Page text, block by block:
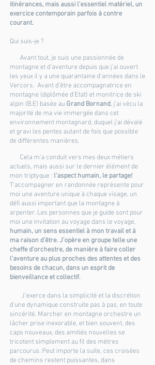
itinérances, mais aussi l'essentiel matériel, un
exercice contemporain parfois à contre
courant.
Qui suis-je ?
Avant tout, je suis une passionnée de
montagne et d'aventure depuis que j'ai ouvert
les yeux il y a une quarantaine d'années dans le
Vercors. Avant d’être accompagnatrice en
montagne (diplômée d’Etat) et monitrice de ski
alpin (B.E) basée au Grand Bornand, j'ai vécu la
majorité de ma vie immergée dans cet
environnement montagnard, duquel j’ai dévalé
et gravi les pentes autant de fois que possible
de différentes manières.
Cela m’a conduit vers mes deux métiers
actuels, mais aussi sur le dernier élément de
mon triptyque : l'aspect humain, le partage!
T’accompagner en randonnée représente pour
moi une aventure unique à chaque visage, un
défi aussi important que la montagne à
arpenter. Les personnes que je guide sont pour
moi une invitation au voyage dans le voyage,
humain, un sens essentiel à mon travail et à
ma raison d’être. J'opère en groupe telle une
cheffe d'orchestre, de manière à faire coller
l'aventure au plus proches des attentes et des
besoins de chacun, dans un esprit de
bienveillance et collectif.
J'exerce dans la simplicité et la discrétion
d’une dynamique construite pas à pas, en toute
sincérité. Marcher en montagne orchestre un
lâcher prise inexorable, et bien souvent, des
caps nouveaux, des amitiés nouvelles se
tricotent simplement au fil des mètres
parcourus. Peut importe la suite, ces croisées
de chemins restent puissantes, dans